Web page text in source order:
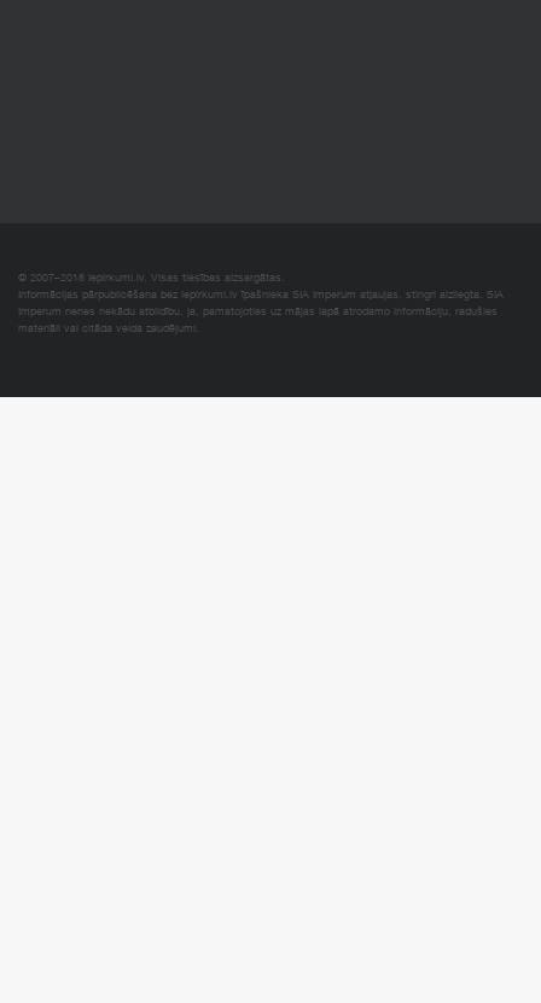
© 2007–2018 Iepirkumi.lv. Visas tiesības aizsargātas.
Informācijas pārpublicēšana bez iepirkumi.lv īpašnieka SIA Imperum atļaujas, stingri aizliegta. SIA
Imperum nenes nekādu atbildību, ja, pamatojoties uz mājas lapā atrodamo informāciju, radušies
materiāli vai citāda veida zaudējumi.